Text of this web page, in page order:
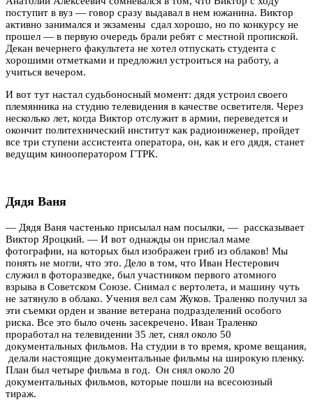
поступит в вуз — говор сразу выдавал в нем южанина. Виктор
активно занимался и экзамены сдал хорошо, но по конкурсу не
прошел — в первую очередь брали ребят с местной пропиской.
Декан вечернего факультета не хотел отпускать студента с
хорошими отметками и предложил устроиться на работу, а
учиться вечером.
И вот тут настал судьбоносный момент: дядя устроил своего
племянника на студию телевидения в качестве осветителя. Через
несколько лет, когда Виктор отслужит в армии, переведется и
окончит политехнический институт как радиоинженер, пройдет
все три ступени ассистента оператора, он, как и его дядя, станет
ведущим кинооператором ГТРК.
Дядя Ваня
— Дядя Ваня частенько присылал нам посылки, — рассказывает
Виктор Яроцкий. — И вот однажды он прислал маме
фотографии, на которых был изображен гриб из облаков! Мы
понять не могли, что это. Дело в том, что Иван Нестерович
служил в фоторазведке, был участником первого атомного
взрыва в Советском Союзе. Снимал с вертолета, и машину чуть
не затянуло в облако. Учения вел сам Жуков. Траленко получил за
эти съемки орден и звание ветерана подразделений особого
риска. Все это было очень засекречено. Иван Траленко
проработал на телевидении 35 лет, снял около 50
документальных фильмов. На студии в то время, кроме вещания,
делали настоящие документальные фильмы на широкую пленку.
План был четыре фильма в год. Он снял около 20
документальных фильмов, которые пошли на всесоюзный
тираж.